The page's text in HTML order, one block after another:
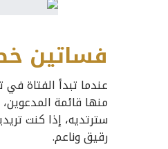
فساتين
عندما تبدأ الفتاة
منها قائمة
سترتديه، إذا كنت
رقيق وناعم.